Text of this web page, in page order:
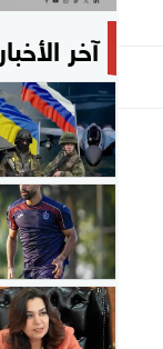
آخر الأخبار